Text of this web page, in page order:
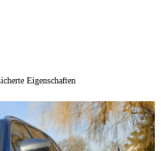
Eigenschaften